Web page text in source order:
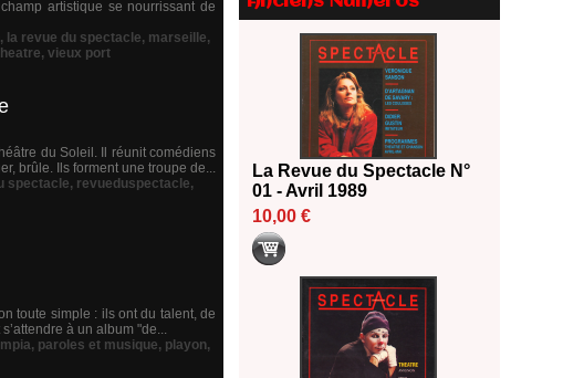
artistique se nourrissant de
, la revue du spectacle, marseille,
, vieux port
du Soleil. Il réunit comédiens
brûle. Ils forment une troupe de...
spectacle, revueduspectacle,
toute simple : ils ont du talent, de
à un album "de...
, paroles et musique, playon,
2026
Les 10 lauréats du Fonds
Grandes Formes Théâtre 2026
Nomination de Nathalie
Garraud et Olivier Saccomano à
la direction du Théâtre de
Gennevilliers - CDN
13/06/2026
Dispositif SACD Auteurs
d'espaces : les lauréats 2026
La Revue du Spectacle N°
01 - Avril 1989
10,00 €